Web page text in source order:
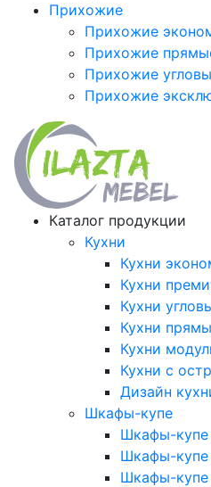
Прихожие
Прихожие
Прихожие
Прихожие
Прихожие
Каталог продукции
Кухни
Кухни
Кухни
Кухни
Кухни
Кухни
Кухни с
Дизайн
Шкафы-купе
Шкафы-купе
Шкафы-купе
Шкафы-